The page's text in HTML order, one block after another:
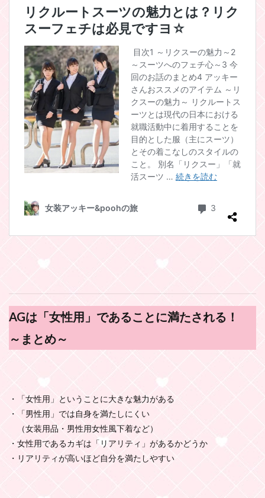
AGは「女性用」であることに満たされる！
～まとめ～
・「女性用」ということに大きな魅力がある
・「男性用」では自身を満たしにくい
（女装用品・男性用女性風下着など）
・女性用であるカギは「リアリティ」があるかどうか
・リアリティが高いほど自分を満たしやすい